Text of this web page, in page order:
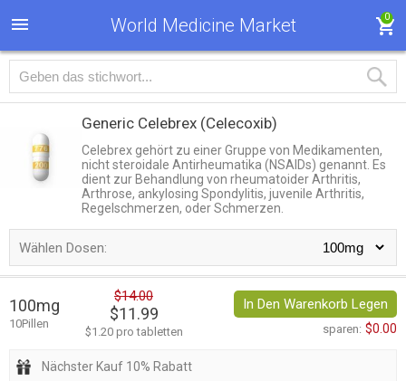
World Medicine Market 0
Generic Celebrex (Celecoxib)
Celebrex gehört zu einer Gruppe von Medikamenten,
nicht steroidale Antirheumatika (NSAIDs) genannt. Es
dient zur Behandlung von rheumatoider Arthritis,
Arthrose, ankylosing Spondylitis, juvenile Arthritis,
Regelschmerzen, oder Schmerzen.
Wählen Dosen:
100mg
10Pillen
$14.00
$11.99
$1.20 pro tabletten
In Den Warenkorb Legen
sparen: $0.00
Nächster Kauf 10% Rabatt